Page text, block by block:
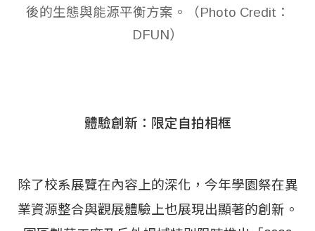
後的生態與能源平衡方案。（Photo Credit：
DFUN）
體驗創新：限定自拍相框
除了校系展覽在內容上的深化，今年學園祭在異
業資源整合與觀展體驗上也展現出顯著的創新。